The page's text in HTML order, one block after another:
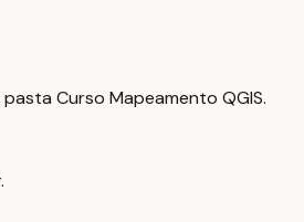
Curso Mapeamento QGIS.